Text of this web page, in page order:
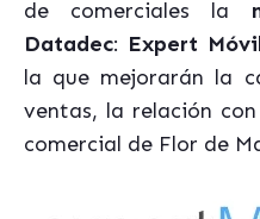
de comerciales la
Datadec: Expert
la que mejorarán la
ventas, la relación
comercial de Flor de